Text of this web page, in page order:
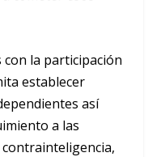
la participación
establecer
así
a las